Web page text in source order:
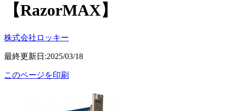
【RazorMAX】
株式会社ロッキー
最終更新日:2025/03/18
このページを印刷